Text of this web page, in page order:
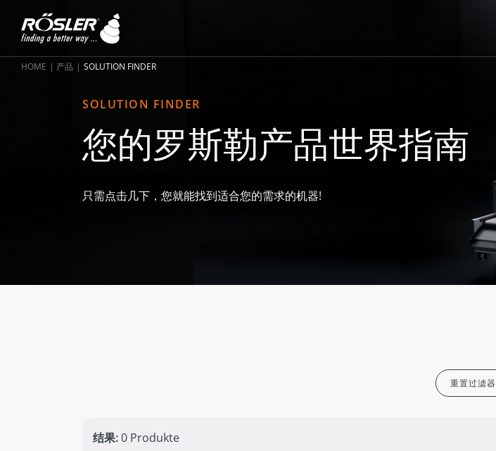
HOME 产品 SOLUTION FINDER
SOLUTION FINDER
您的罗斯勒产品世界指南
只需点击几下，您就能找到适合您的需求的机器!
重置过滤器
结果:0 Produkte